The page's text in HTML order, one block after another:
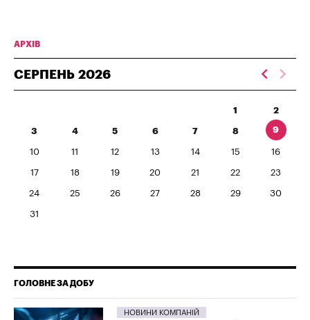
АРХІВ
СЕРПЕНЬ 2026
1 2
3 4 5 6 7 8 9
10 11 12 13 14 15 16
17 18 19 20 21 22 23
24 25 26 27 28 29 30
31
ГОЛОВНЕ ЗА ДОБУ
НОВИНИ КОМПАНІЙ